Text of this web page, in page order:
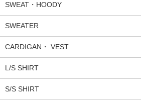
SWEAT・HOODY
SWEATER
CARDIGAN・ VEST
L/S SHIRT
S/S SHIRT